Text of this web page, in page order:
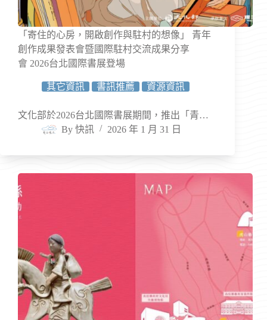
「寄住的心房，開啟創作與駐村的想像」 青年
創作成果發表會暨國際駐村交流成果分享
會 2026台北國際書展登場
其它資訊 書訊推薦 資源資訊
文化部於2026台北國際書展期間，推出「青…
By 快訊 2026 年 1 月 31 日